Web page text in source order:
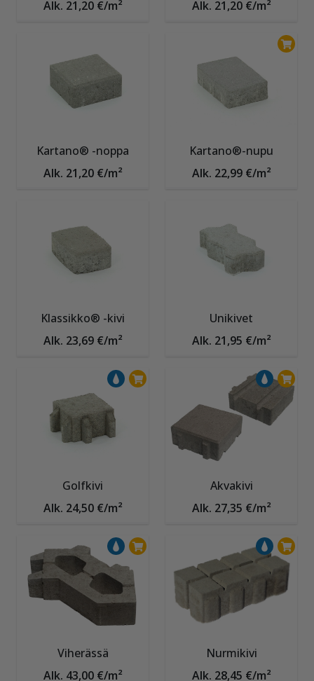
Alk. 21,20 €/m²
Alk. 21,20 €/m²
Kartano® -noppa
Alk. 21,20 €/m²
Kartano®-nupu
Alk. 22,99 €/m²
Klassikko® -kivi
Alk. 23,69 €/m²
Unikivet
Alk. 21,95 €/m²
Golfkivi
Alk. 24,50 €/m²
Akvakivi
Alk. 27,35 €/m²
Viherässä
Alk. 43,00 €/m²
Nurmikivi
Alk. 28,45 €/m²